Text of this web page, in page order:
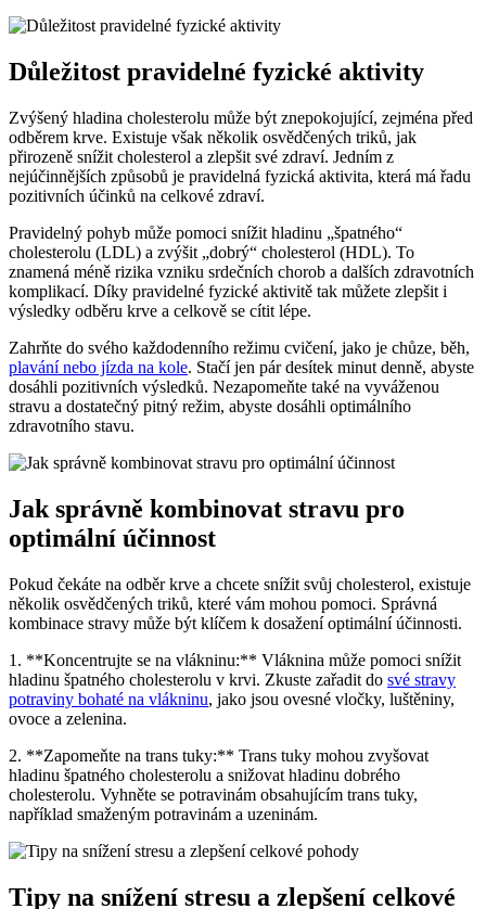
Důležitost pravidelné fyzické aktivity
Zvýšený hladina cholesterolu může být znepokojující, zejména před
odběrem krve. Existuje však několik osvědčených triků, jak
přirozeně snížit cholesterol a zlepšit své zdraví. Jedním z
nejúčinnějších způsobů je pravidelná fyzická aktivita, která má řadu
pozitivních účinků na celkové zdraví.
Pravidelný pohyb může pomoci snížit hladinu „špatného“
cholesterolu (LDL) a zvýšit „dobrý“ cholesterol (HDL). To
znamená méně rizika vzniku srdečních chorob a dalších zdravotních
komplikací. Díky pravidelné fyzické aktivitě tak můžete zlepšit i
výsledky odběru krve a celkově se cítit lépe.
Zahrňte do svého každodenního režimu cvičení, jako je chůze, běh,
plavání nebo jízda na kole. Stačí jen pár desítek minut denně, abyste
dosáhli pozitivních výsledků. Nezapomeňte také na vyváženou
stravu a dostatečný pitný režim, abyste dosáhli optimálního
zdravotního stavu.
Jak správně kombinovat stravu pro
optimální účinnost
Pokud čekáte na odběr krve a chcete snížit svůj cholesterol, existuje
několik osvědčených triků, které vám mohou pomoci. Správná
kombinace stravy může být klíčem k dosažení optimální účinnosti.
1. **Koncentrujte se na vlákninu:** Vláknina může pomoci snížit
hladinu špatného cholesterolu v krvi. Zkuste zařadit do své stravy
potraviny bohaté na vlákninu, jako jsou ovesné vločky, luštěniny,
ovoce a zelenina.
2. **Zapomeňte na trans tuky:** Trans tuky mohou zvyšovat
hladinu špatného cholesterolu a snižovat hladinu dobrého
cholesterolu. Vyhněte se potravinám obsahujícím trans tuky,
například smaženým potravinám a uzeninám.
Tipy na snížení stresu a zlepšení celkové